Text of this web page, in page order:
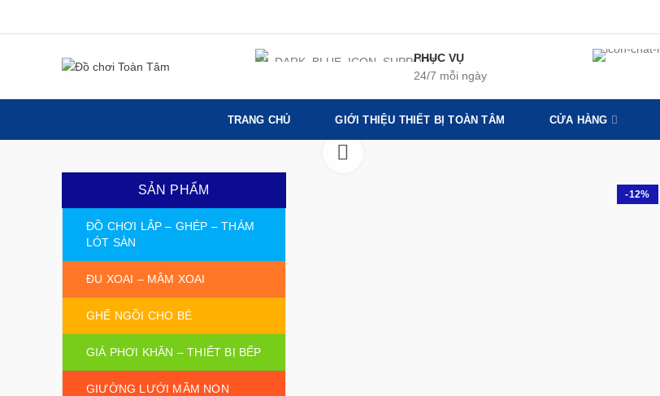
PHỤC VỤ
24/7 mỗi ngày
TRANG CHỦ GIỚI THIỆU THIẾT BỊ TOÀN TÂM CỬA HÀNG
-12%
SẢN PHẨM
ĐỒ CHƠI LẮP – GHÉP – THẢM
LÓT SÀN
ĐU XOAI – MÂM XOAI
GHẾ NGỒI CHO BÉ
GIÁ PHƠI KHĂN – THIẾT BỊ BẾP
GIƯỜNG LƯỚI MẦM NON